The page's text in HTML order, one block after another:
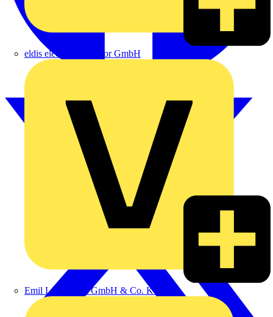
eldis electro distributor GmbH
Emil Löffelhardt GmbH & Co. KG